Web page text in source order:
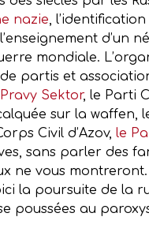
nazie,
mondiale.
partis et
Sektor, le Parti
sur la waffen,
Civil d’Azov, le
sans parler des
ne vous
la poursuite de la
poussées au